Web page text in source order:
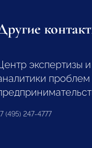
экспертизы и
проблем
(495) 247-4777